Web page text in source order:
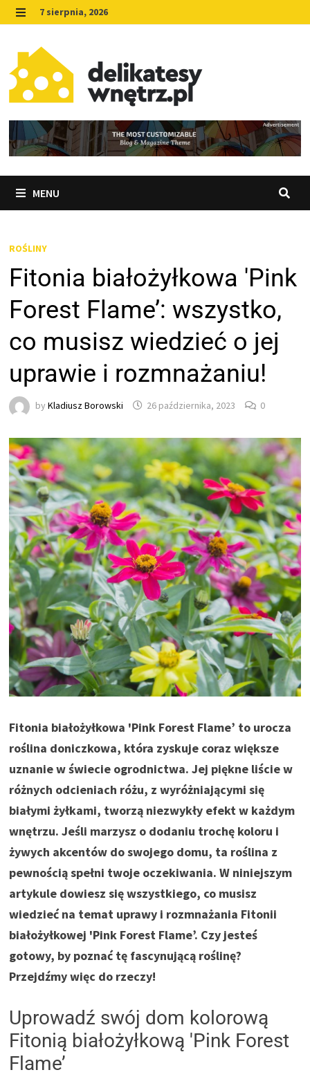
Skip
to
content
MENU
7 sierpnia, 2026
MENU
ROŚLINY
Fitonia białożyłkowa 'Pink
Forest Flame’: wszystko,
co musisz wiedzieć o jej
uprawie i rozmnażaniu!
byKladiusz Borowski 26 października, 2023 0
Fitonia białożyłkowa 'Pink Forest Flame’ to urocza
roślina doniczkowa, która zyskuje coraz większe
uznanie w świecie ogrodnictwa. Jej piękne liście w
różnych odcieniach różu, z wyróżniającymi się
białymi żyłkami, tworzą niezwykły efekt w każdym
wnętrzu. Jeśli marzysz o dodaniu trochę koloru i
żywych akcentów do swojego domu, ta roślina z
pewnością spełni twoje oczekiwania. W niniejszym
artykule dowiesz się wszystkiego, co musisz
wiedzieć na temat uprawy i rozmnażania Fitonii
białożyłkowej 'Pink Forest Flame’. Czy jesteś
gotowy, by poznać tę fascynującą roślinę?
Przejdźmy więc do rzeczy!
Uprowadź swój dom kolorową
Fitonią białożyłkową 'Pink Forest
Flame’